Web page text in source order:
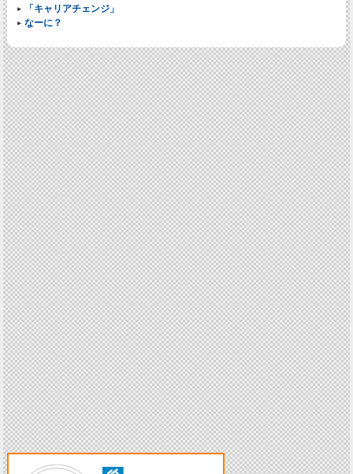
「キャリアチェンジ」
なーに？